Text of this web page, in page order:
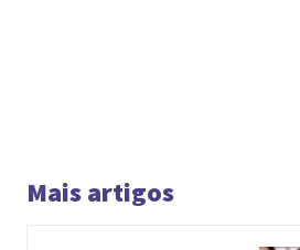
Mais artigos